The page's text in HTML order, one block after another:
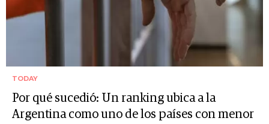
TODAY
Por qué sucedió: Un ranking ubica a la
Argentina como uno de los países con menor